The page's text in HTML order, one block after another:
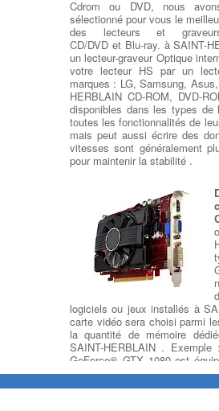
Cdrom ou DVD, nous
sélectionné pour vous le
des lecteurs et
CD/DVD et Blu-ray. à SAINT-
un lecteur-graveur Optique
votre lecteur HS par un
marques : LG, Samsung,
HERBLAIN CD-ROM, DVD-
disponibles dans les types de
toutes les fonctionnalités de
mais peut aussi écrire des
vitesses sont généralement
pour maintenir la stabilité .
logiciels ou jeux installés à
carte vidéo sera choisi parmi
la quantité de mémoire
SAINT-HERBLAIN .
GeForce® GTX 1080 est
technologies GDDR5X (G5X)
que des fonctionnalités